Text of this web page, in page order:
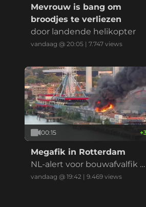
Mevrouw is bang om
broodjes te verliezen
door landende helikopter
vandaag @ 20:05 | 7.747 views
00:15 +
Megafik in Rotterdam
NL-alert voor bouwafvalfik m
et zwarte reauk bij recycling
vandaag @ 19:42 | 9.469 views